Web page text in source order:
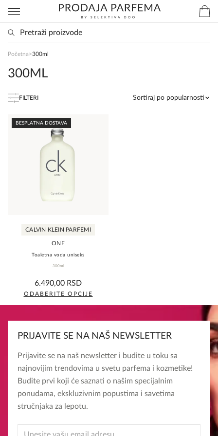
Početna>300ml
300ML
FILTERI Sortiraj po popularnosti
BESPLATNA DOSTAVA
CALVIN KLEIN PARFEMI
ONE
Toaletna voda uniseks
300ml
0,0
rating
6.490,00 RSD
ODABERITE OPCIJE
Ovaj
više
varijanti.
Opcije
mogu
biti
izabrane
stranici
PRIJAVITE SE NA NAŠ NEWSLETTER
Prijavite se na naš newsletter i budite u toku sa
najnovijim trendovima u svetu parfema i kozmetike!
Budite prvi koji će saznati o našim specijalnim
ponudama, ekskluzivnim popustima i savetima
stručnjaka za lepotu.
EMAIL
poručite svoj omiljeni parfem danas ali i za